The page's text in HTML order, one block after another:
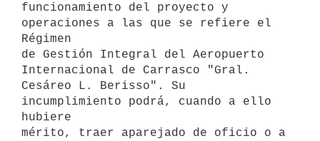
funcionamiento del proyecto y
operaciones a las que se refiere el
Régimen
de Gestión Integral del Aeropuerto
Internacional de Carrasco "Gral.
Cesáreo L. Berisso". Su
incumplimiento podrá, cuando a ello
hubiere
mérito, traer aparejado de oficio o a